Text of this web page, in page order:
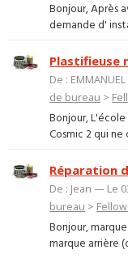
Bonjour, Après
demande d'
Plastifieuse
De :
de bureau >
Bonjour,
Cosmic 2 qui
Réparation
De : Jean — Le
bureau >
Bonjour,
marque arrière